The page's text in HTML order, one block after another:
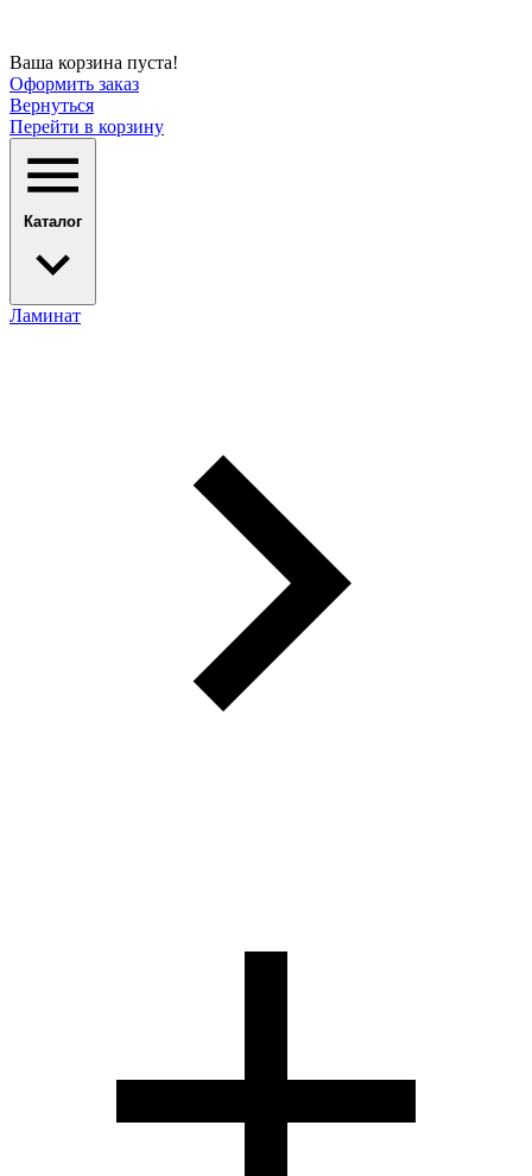
Ваша корзина пуста!
Оформить заказ
Вернуться
Перейти в корзину
Каталог
Ламинат